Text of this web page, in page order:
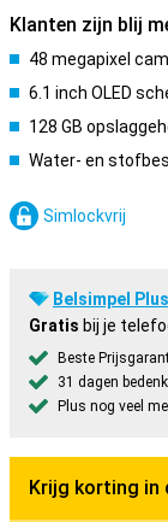
Klanten zijn blij
48 megapixel
6.1 inch OLED
128 GB
Water- en
Simlockvrij
Belsimpel
Gratis bij je
Beste
31 dagen
Plus nog veel
Krijg korting in